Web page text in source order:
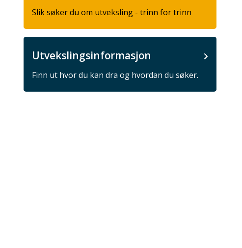
Slik søker du om utveksling - trinn for trinn
Utvekslingsinformasjon
Finn ut hvor du kan dra og hvordan du søker.